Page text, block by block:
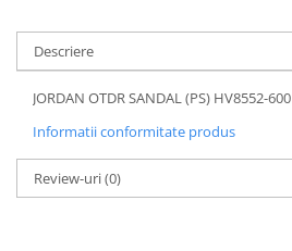
Descriere
JORDAN OTDR SANDAL (PS) HV8552-600
Informatii conformitate produs
Review-uri(0)